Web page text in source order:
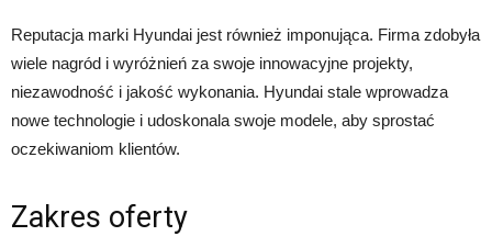
Reputacja marki Hyundai jest również imponująca. Firma zdobyła
wiele nagród i wyróżnień za swoje innowacyjne projekty,
niezawodność i jakość wykonania. Hyundai stale wprowadza
nowe technologie i udoskonala swoje modele, aby sprostać
oczekiwaniom klientów.
Zakres oferty